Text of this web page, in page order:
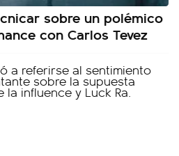
sobre un polémico
con Carlos Tevez